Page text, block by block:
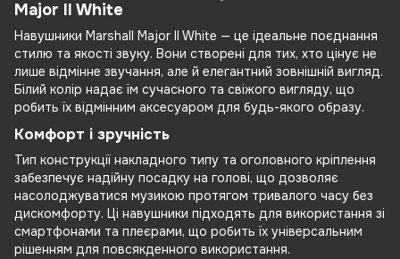
Major II White
Навушники Marshall Major II White — це ідеальне поєднання
стилю та якості звуку. Вони створені для тих, хто цінує не
лише відмінне звучання, але й елегантний зовнішній вигляд.
Білий колір надає їм сучасного та свіжого вигляду, що
робить їх відмінним аксесуаром для будь-якого образу.
Комфорт і зручність
Тип конструкції накладного типу та оголовного кріплення
забезпечує надійну посадку на голові, що дозволяє
насолоджуватися музикою протягом тривалого часу без
дискомфорту. Ці навушники підходять для використання зі
смартфонами та плеєрами, що робить їх універсальним
рішенням для повсякденного використання.